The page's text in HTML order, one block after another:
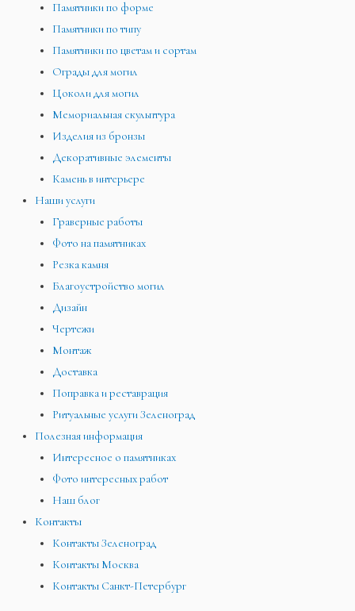
Памятники по форме
Памятники по типу
Памятники по цветам и сортам
Ограды для могил
Цоколи для могил
Мемориальная скульптура
Изделия из бронзы
Декоративные элементы
Камень в интерьере
Наши услуги
Граверные работы
Фото на памятниках
Резка камня
Благоустройство могил
Дизайн
Чертежи
Монтаж
Доставка
Поправка и реставрация
Ритуальные услуги Зеленоград
Полезная информация
Интересное о памятниках
Фото интересных работ
Наш блог
Контакты
Контакты Зеленоград
Контакты Москва
Контакты Санкт-Петербург